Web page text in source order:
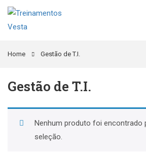
Home Gestão de T.I.
Gestão de T.I.
Nenhum produto foi encontrado
seleção.